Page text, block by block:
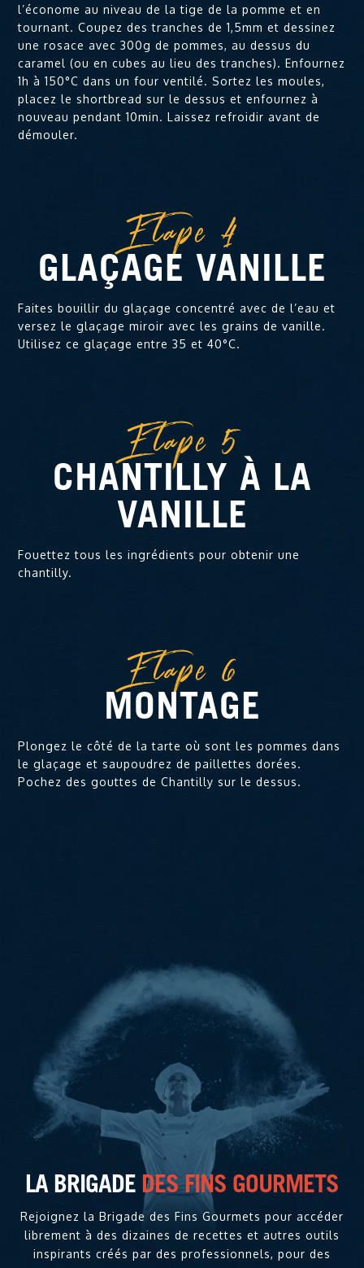
l’économe au niveau de la tige de la pomme et en
tournant. Coupez des tranches de 1,5mm et dessinez
une rosace avec 300g de pommes, au dessus du
caramel (ou en cubes au lieu des tranches). Enfournez
1h à 150°C dans un four ventilé. Sortez les moules,
placez le shortbread sur le dessus et enfournez à
nouveau pendant 10min. Laissez refroidir avant de
démouler.
Etape 4
GLAÇAGE VANILLE
Faites bouillir du glaçage concentré avec de l’eau et
versez le glaçage miroir avec les grains de vanille.
Utilisez ce glaçage entre 35 et 40°C.
Etape 5
CHANTILLY À LA
VANILLE
Fouettez tous les ingrédients pour obtenir une
chantilly.
Etape 6
MONTAGE
Plongez le côté de la tarte où sont les pommes dans
le glaçage et saupoudrez de paillettes dorées.
Pochez des gouttes de Chantilly sur le dessus.
LA BRIGADE DES FINS GOURMETS
Rejoignez la Brigade des Fins Gourmets pour accéder
librement à des dizaines de recettes et autres outils
inspirants créés par des professionnels, pour des